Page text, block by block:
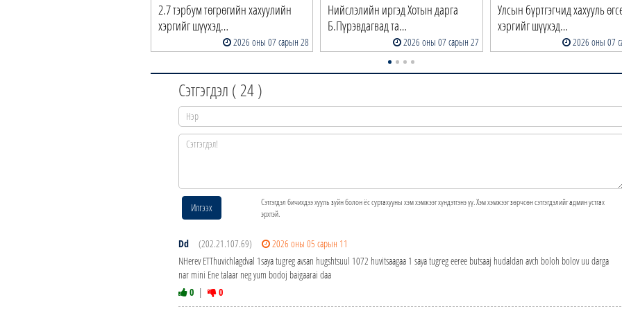
2.7 тэрбум төгрөгийн хахуулийн
хэргийг шүүхэд…
2026 оны 07 сарын 28
Нийслэлийн иргэд Хотын дарга
Б.Пүрэвдагвад та…
2026 оны 07 сарын 27
Улсын бүртгэгчид хахууль
хэргийг шүүхэд…
2026 оны 07
Сэтгэгдэл (24)
Илгээх
Сэтгэгдэл бичихдээ хууль зүйн болон ёс суртахууны хэм хэмжээг хүндэтгэнэ үү. Хэм хэмжээг зөрчсөн сэтгэгдэлийг админ устгах
эрхтэй.
Dd (202.21.107.69)
2026 оны 05 сарын 11
NHerev ETThuvichlagdval 1saya tugreg avsan hugshtsuul 1072 huvitsaagaa 1 saya tugreg eeree butsaaj hudaldan avch boloh bolov uu darga
nar mini Ene talaar neg yum bodoj baigaarai daa
0 | 0